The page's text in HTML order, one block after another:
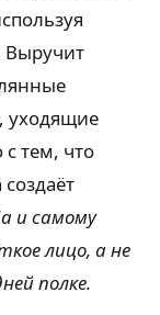
Выручит
уходящие
с тем, что
и самому
лицо, а не
полке.